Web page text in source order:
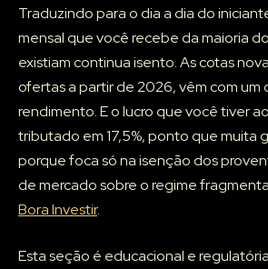
Traduzindo para o dia a dia do
mensal que você recebe da maioria
existiam continua isento. As cotas
ofertas a partir de 2026, vêm com um
rendimento. E o lucro que você tiver
tributado em 17,5%, ponto que muita
porque foca só na isenção dos
de mercado sobre o regime
Bora Investir.
Esta seção é educacional e